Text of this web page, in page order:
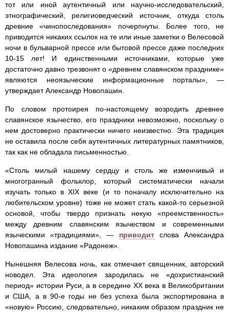
тот или иной аутентичный или научно-исследовательский,
этнографический, религиоведческий источник, откуда столь
древние «чинопоследования» почерпнуты. Более того, не
приводится никаких ссылок на те или иные заметки о Велесовой
ночи в бульварной прессе или бытовой прессе даже последних
10-15 лет! И единственными источниками, которые уже
достаточно давно трезвонят о «древнем славянском празднике»
являются неоязыческие информационные порталы», —
утверждает Александр Новопашин.
По словом протоирея по-настоящему возродить древнее
славянское язычество, его праздники невозможно, поскольку о
нем достоверно практически ничего неизвестно. Эта традиция
не оставила после себя аутентичных литературных памятников,
так как не обладала письменностью.
«Столь милый нашему сердцу и столь же изменчивый и
многогранный фольклор, который систематически начали
изучать только в XIX веке (и то поначалу исключительно на
любительском уровне) тоже не может стать какой-то серьезной
основой, чтобы твердо признать некую «преемственность»
между древним славянским язычеством и современными
языческими «традициями», — приводитслова Александра
Новопашина издание «Радонеж».
Нынешняя Велесова ночь, как отмечает священник, авторский
новодел. Эта идеология зародилась не «дохристианский
период» истории Руси, а в середине XX века в Великобритании
и США, а в 90-е годы не без успеха была экспортирована в
«новую» Россию, следовательно, никаким образом праздник не